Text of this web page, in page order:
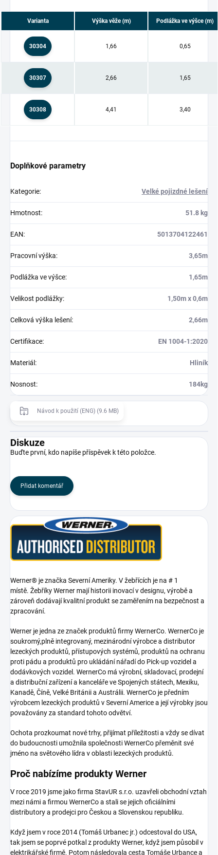
Varianta Výška věže (m) Podlážka ve výšce (m)
30304 1,66 0,65
30307 2,66 1,65
30308 4,41 3,40
Doplňkové parametry
Kategorie: Velké pojizdné lešení
Hmotnost: 51.8 kg
EAN: 5013704122461
Pracovní výška: 3,65m
Podlážka ve výšce: 1,65m
Velikost podlážky: 1,50m x 0,6m
Celková výška lešení: 2,66m
Certifikace: EN 1004-1:2020
Materiál : Hliník
Nosnost: 184kg
Návod k použití (ENG) (9.6 MB)
Diskuze
Buďte první, kdo napíše příspěvek k této položce.
Přidat komentář
Werner® je značka Severní Ameriky. V žebřících je na # 1
místě. Žebříky Werner mají historii inovací v designu, výrobě a
zároveň dodávají kvalitní produkt se zaměřením na bezpečnost a
zpracování.
Werner je jedna ze značek produktů firmy WernerCo. WernerCo je
soukromý,plně integrovaný, mezinárodní výrobce a distributor
lezeckých produktů, přístupových systémů, produktů na ochranu
proti pádu a produktů pro ukládání nářadí do Pick-up vozidel a
dodávkových vozidel. WernerCo má výrobní, skladovací, prodejní
a distribuční zařízení a kanceláře ve Spojených státech, Mexiku,
Kanadě, Číně, Velké Británii a Austrálii. WernerCo je předním
výrobcem lezeckých produktů v Severní Americe a její výrobky jsou
považovány za standard tohoto odvětví.
Ochota prozkoumat nové trhy, přijímat příležitosti a vždy se dívat
do budoucnosti umožnila společnosti WernerCo přeměnit své
jméno na světového lídra v oblasti lezeckých produktů.
Proč nabízíme produkty Werner
V roce 2019 jsme jako firma StavUR s.r.o. uzavřeli obchodní vztah
mezi námi a firmou WernerCo a stali se jejich oficiálními
distributory a prodejci pro Českou a Slovenskou republiku.
Když jsem v roce 2014 (Tomáš Urbanec jr.) odcestoval do USA,
tak jsem se poprvé potkal z produkty Werner, když jsem působil v
elektrikářské firmě. Potom následovala cesta Tomáše Urbance a